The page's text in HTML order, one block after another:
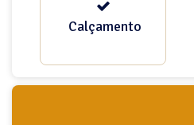
Calçamento